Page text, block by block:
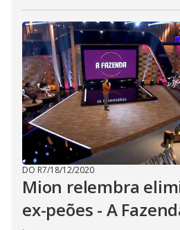
DO R7/18/12/2020
Mion relembra
ex-peões - A
.